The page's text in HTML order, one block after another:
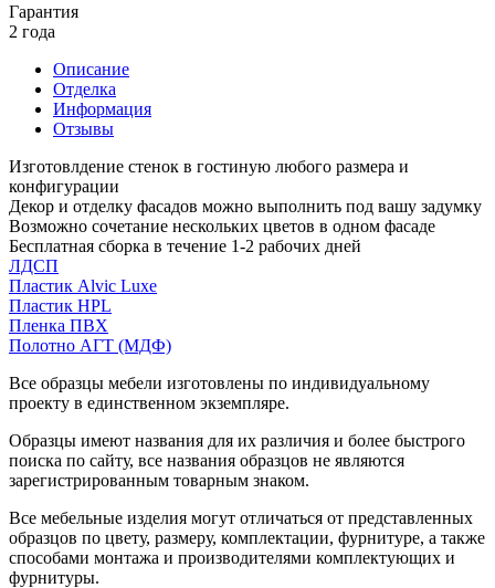
Гарантия
2 года
Описание
Отделка
Информация
Отзывы
Изготовлдение стенок в гостиную любого размера и
конфигурации
Декор и отделку фасадов можно выполнить под вашу задумку
Возможно сочетание нескольких цветов в одном фасаде
Бесплатная сборка в течение 1-2 рабочих дней
ЛДСП
Пластик Alvic Luxe
Пластик HPL
Пленка ПВХ
Полотно АГТ (МДФ)
Все образцы мебели изготовлены по индивидуальному
проекту в единственном экземпляре.
Образцы имеют названия для их различия и более быстрого
поиска по сайту, все названия образцов не являются
зарегистрированным товарным знаком.
Все мебельные изделия могут отличаться от представленных
образцов по цвету, размеру, комплектации, фурнитуре, а также
способами монтажа и производителями комплектующих и
фурнитуры.